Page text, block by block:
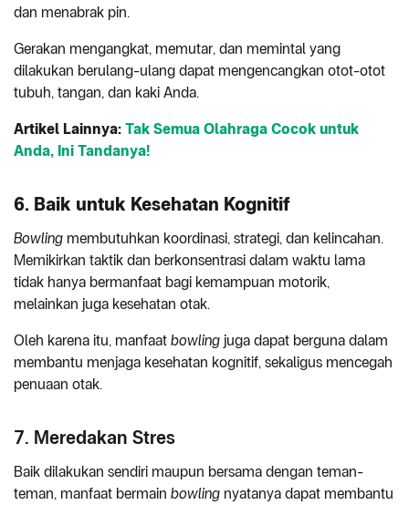
dan menabrak pin.
Gerakan mengangkat, memutar, dan memintal yang
dilakukan berulang-ulang dapat mengencangkan otot-otot
tubuh, tangan, dan kaki Anda.
Artikel Lainnya: Tak Semua Olahraga Cocok untuk
Anda, Ini Tandanya!
6. Baik untuk Kesehatan Kognitif
Bowling membutuhkan koordinasi, strategi, dan kelincahan.
Memikirkan taktik dan berkonsentrasi dalam waktu lama
tidak hanya bermanfaat bagi kemampuan motorik,
melainkan juga kesehatan otak.
Oleh karena itu, manfaat bowling juga dapat berguna dalam
membantu menjaga kesehatan kognitif, sekaligus mencegah
penuaan otak.
7. Meredakan Stres
Baik dilakukan sendiri maupun bersama dengan teman-
teman, manfaat bermain bowling nyatanya dapat membantu